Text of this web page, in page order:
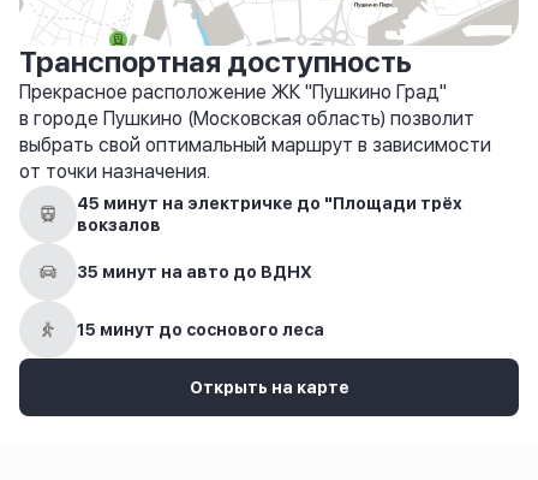
Транспортная доступность
Прекрасное расположение ЖК "Пушкино Град"
в городе Пушкино (Московская область) позволит
выбрать свой оптимальный маршрут в зависимости
от точки назначения.
45 минут на электричке до "Площади трёх
вокзалов
35 минут на авто до ВДНХ
15 минут до соснового леса
Открыть на карте